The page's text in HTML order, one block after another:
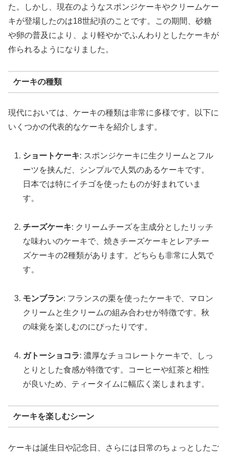
た。しかし、現在のようなスポンジケーキやクリームケー
キが登場したのは18世紀頃のことです。この期間、砂糖
や卵の普及により、より軽やかでふんわりとしたケーキが
作られるようになりました。
ケーキの種類
現代においては、ケーキの種類は非常に多様です。以下に
いくつかの代表的なケーキを紹介します。
ショートケーキ: スポンジケーキに生クリームとフル
ーツを挟んだ、シンプルで人気のあるケーキです。
日本では特にイチゴを使ったものが好まれていま
す。
チーズケーキ: クリームチーズを主成分としたリッチ
な味わいのケーキで、焼きチーズケーキとレアチー
ズケーキの2種類があります。どちらも非常に人気で
す。
モンブラン: フランスの栗を使ったケーキで、マロン
クリームと生クリームの組み合わせが特徴です。秋
の味覚を楽しむのにぴったりです。
ガトーショコラ: 濃厚なチョコレートケーキで、しっ
とりとした食感が特徴です。コーヒーや紅茶と相性
が良いため、ティータイムに幅広く楽しまれます。
ケーキを楽しむシーン
ケーキは誕生日や記念日、さらには日常のちょっとしたご